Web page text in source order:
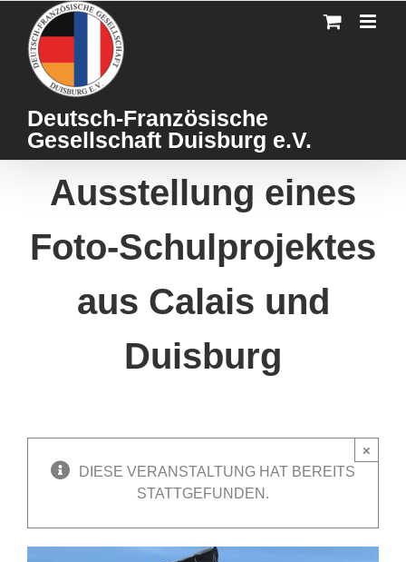
content
Deutsch-Französische
Gesellschaft Duisburg e.V.
Ausstellung eines
Foto-Schulprojektes
aus Calais und
Duisburg
DIESE VERANSTALTUNG HAT BEREITS
STATTGEFUNDEN.
×